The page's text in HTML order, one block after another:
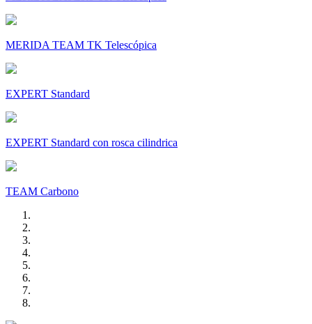
MERIDA TEAM TK Telescópica
EXPERT Standard
EXPERT Standard con rosca cilindrica
TEAM Carbono